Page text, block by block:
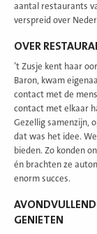
aantal restaurants
verspreid over
OVER
’t Zusje kent haar
Baron, kwam
contact met de
contact met elkaar
Gezellig samenzijn,
dat was het idee.
bieden. Zo konden
én brachten ze
enorm succes.
GENIETEN